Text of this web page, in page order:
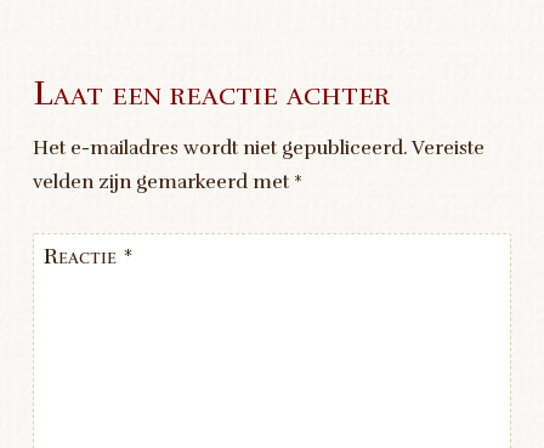
Laat een reactie achter
Het e-mailadres wordt niet gepubliceerd.Vereiste
velden zijn gemarkeerd met *
Reactie *